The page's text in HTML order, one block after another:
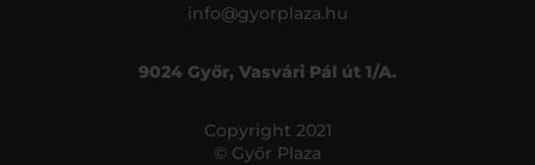
info@gyorplaza.hu
9024 Győr, Vasvári Pál út 1/A.
Copyright 2021
© Győr Plaza